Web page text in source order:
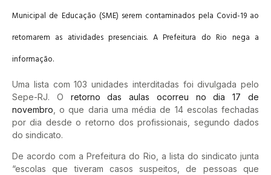
Municipal de Educação (SME) serem contaminados pela Covid-19 ao
retomarem as atividades presenciais. A Prefeitura do Rio nega a
informação.
Uma lista com 103 unidades interditadas foi divulgada pelo
Sepe-RJ. O retorno das aulas ocorreu no dia 17 de
novembro , o que daria uma média de 14 escolas fechadas
por dia desde o retorno dos profissionais, segundo dados
do sindicato.
De acordo com a Prefeitura do Rio, a lista do sindicato junta
“escolas que tiveram casos suspeitos, de pessoas que